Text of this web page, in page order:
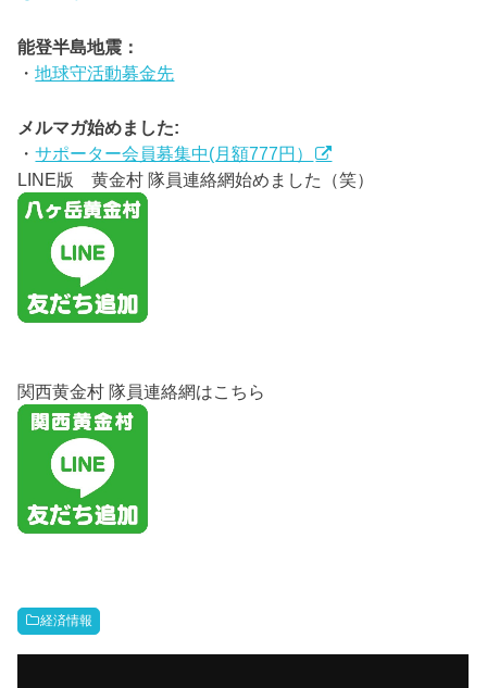
能登半島地震：
・地球守活動募金先
メルマガ始めました:
・サポーター会員募集中(月額777円）
LINE版 黄金村 隊員連絡網始めました（笑）
関西黄金村 隊員連絡網はこちら
経済情報